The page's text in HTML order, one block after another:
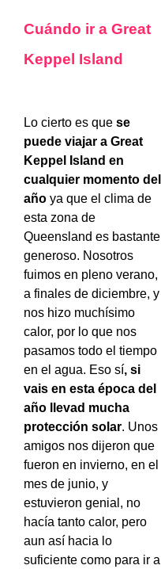
Cuándo ir a Great
Keppel Island
Lo cierto es que se
puede viajar a Great
Keppel Island en
cualquier momento del
año ya que el clima de
esta zona de
Queensland es bastante
generoso. Nosotros
fuimos en pleno verano,
a finales de diciembre, y
nos hizo muchísimo
calor, por lo que nos
pasamos todo el tiempo
en el agua. Eso sí, si
vais en esta época del
año llevad mucha
protección solar. Unos
amigos nos dijeron que
fueron en invierno, en el
mes de junio, y
estuvieron genial, no
hacía tanto calor, pero
aun así hacia lo
suficiente como para ir a